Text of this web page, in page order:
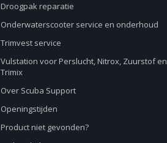
Droogpak reparatie
Onderwaterscooter service en onderhoud
Trimvest service
Vulstation voor Perslucht, Nitrox, Zuurstof en
Trimix
Over Scuba Support
Openingstijden
Product niet gevonden?